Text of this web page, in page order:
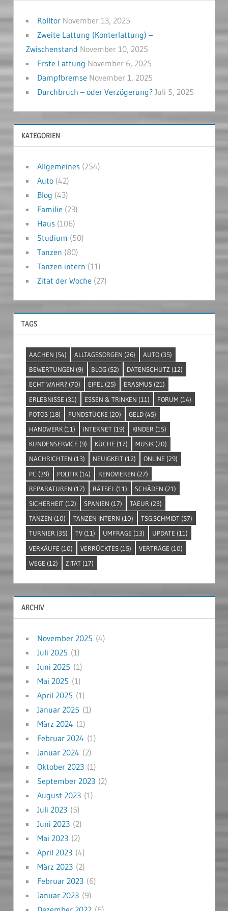
Rolltor November 13, 2025
Zweite Lattung (Konterlattung) –
Zwischenstand November 10, 2025
Erste Lattung November 6, 2025
Dampfbremse November 1, 2025
Durchbruch – oder Verzögerung? Juli 5, 2025
KATEGORIEN
Allgemeines(254)
Auto(42)
Blog (43)
Familie (23)
Haus(106)
Studium (50)
Tanzen (80)
Tanzen intern (11)
Zitat der Woche (27)
TAGS
AACHEN (54) ALLTAGSSORGEN (26) AUTO (35)
BEWERTUNGEN (9) BLOG (52) DATENSCHUTZ (12)
ECHT WAHR? (70) EIFEL (25) ERASMUS (21)
ERLEBNISSE (31) ESSEN & TRINKEN (11) FORUM (14)
FOTOS (18) FUNDSTÜCKE (20) GELD (45)
HANDWERK (11) INTERNET (19) KINDER (15)
KUNDENSERVICE (9) KÜCHE (17) MUSIK (20)
NACHRICHTEN (13) NEUIGKEIT (12) ONLINE (29)
PC (39) POLITIK (14) RENOVIEREN (27)
REPARATUREN (17) RÄTSEL (11) SCHÄDEN (21)
SICHERHEIT (12) SPANIEN (17) TAEUR (23)
TANZEN (10) TANZEN INTERN (10) TSG.SCHMIDT (57)
TURNIER (35) TV (11) UMFRAGE (13) UPDATE (11)
VERKÄUFE (10) VERRÜCKTES (15) VERTRÄGE (10)
WEGE (12) ZITAT (17)
ARCHIV
November 2025 (4)
Juli 2025 (1)
Juni 2025 (1)
Mai 2025 (1)
April 2025 (1)
Januar 2025 (1)
März 2024 (1)
Februar 2024 (1)
Januar 2024 (2)
Oktober 2023(1)
September 2023(2)
August 2023(1)
Juli 2023(5)
Juni 2023(2)
Mai 2023(2)
April 2023(4)
März 2023(2)
Februar 2023(6)
Januar 2023(9)